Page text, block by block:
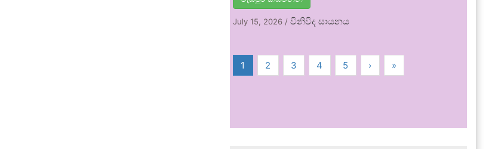
July 15, 2026 /විනිවිද සායනය
1 2 3 4 5 › »